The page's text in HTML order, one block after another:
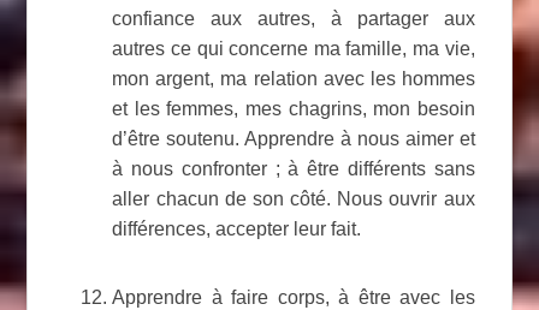
confiance aux autres, à partager aux
autres ce qui concerne ma famille, ma vie,
mon argent, ma relation avec les hommes
et les femmes, mes chagrins, mon besoin
d’être soutenu. Apprendre à nous aimer et
à nous confronter ; à être différents sans
aller chacun de son côté. Nous ouvrir aux
différences, accepter leur fait.
Apprendre à faire corps, à être avec les